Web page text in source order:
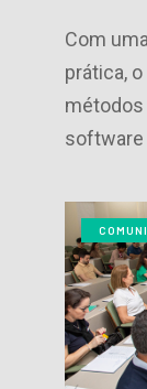
Com
prática,
software